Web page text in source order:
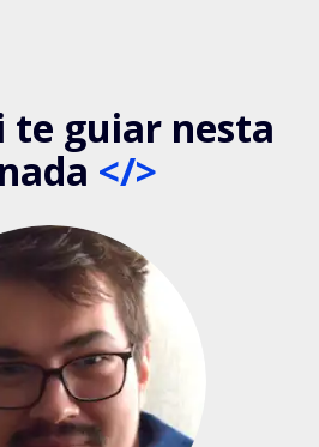
te guiar nesta
</>